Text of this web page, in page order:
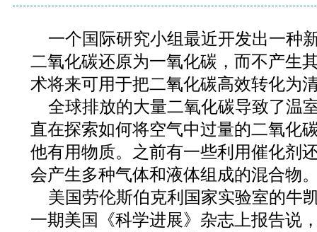
一个国际研究小组最近开发出一种
二氧化碳还原为一氧化碳，而不产生
术将来可用于把二氧化碳高效转化为
全球排放的大量二氧化碳导致了温
直在探索如何将空气中过量的二氧化
他有用物质。之前有一些利用催化剂
会产生多种气体和液体组成的混合物
美国劳伦斯伯克利国家实验室的牛
一期美国《科学进展》杂志上报告说